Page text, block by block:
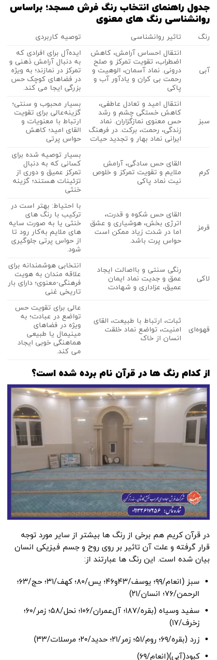
جدول راهنمای انتخاب رنگ فرش مسجد؛ براساس
روانشناسی رنگ ‌های معنوی
رنگ تاثیر روانشناسی توصیه کاربردی
آبی
انتقال احساس آرامش، کاهش
اضطراب، تقویت تمرکز و صلح
درونی. نماد آسمان، الوهیت و
رحمت بی ‌کران و یادآور آب و
پاکی
ایده‌آل برای افرادی که
به دنبال آرامش ذهنی و
تمرکز در نمازند؛ به ‌ویژه
در فضاهای کوچک حس
بزرگی ایجا می کند.
سبز
انتقال امید و تعادل عاطفی،
کاهش خستگی چشم و رشد
حس معنوی نمازگزاران. نماد
زندگی، رحمت، برکت. در فرهنگ
ایرانی نماد بهار و تجدید حیات
بسیار محبوب و سنتی؛
گزینه‌عالی برای تقویت
ارتباط با معنویات و
القای امید؛ کاهش
حواس پرتی
کرم
القای حس سادگی، آرامش
ملایم و تقویت تمرکز و خلوص
نیت نماد پاکی
بسیار توصیه‌ شده برای
کسانی که به دنبال
تمرکز عمیق و دوری از
تزئینات هستند؛ گزینه‌
خنثی
قرمز
القای حس شکوه و قدرت،
اترژی بخش، هوشیاری و عشق
اما در شدت زیاد ممکن است
حواس ‌پرت باشد.
با احتیاط: بهتر است در
ترکیب با رنگ‌ های
خنثی یا به ‌صورت سایه‌
های ملایم به‌کار رود تا
از حواس ‌پرتی جلوگیری
شود.
لاکی
رنگی سنتی و بااصالت ایجاد
عمق و جدیت نماد ایمان
عمیق، عزاداری و شهادت
انتخابی هوشمندانه برای
علاقه‌ مندان به هویت
فرهنگی-معنوی؛ دارای بار
تاریخی غنی
قهوه‌ای
ثبات، ارتباط با طبیعت، القای
امنیت، تواضع نماد خلقت
انسان از خاک
عالی برای تقویت حس
تواضع در عبادت؛ به‌
ویژه در فضاهای
مینیمال یا طبیعی
هماهنگی خوبی ایجاد
می ‌کند.
از کدام رنگ ها در قرآن نام برده شده است؟
در قرآن کریم هم برخی از رنگ ها بیشتر از سایر مورد توجه
قرار گرفته و علت آن تاثیر بر روی روح و جسم فیزیکی انسان
بیان شده است. این رنگ ها عبارتند از:
سبز (انعام‌/۹۹؛ یوسف/۴۳و۴۶؛ یس‌/۸۰؛ کهف‌/۳۱؛ حج‌/۶۳؛
الرحمن‌/۷۶؛ انسان‌/۲۱)‌
سفید وسیاه‌ (بقره‌/۱۸۷؛ آل‌عمران‌/۱۰۶؛ نحل‌/۵۸؛ زمر‌/۶۰؛
زخرف‌/۱۷)
زرد (بقره‌/۶۹؛ روم‌/۵۱؛ زمر‌/۲۱؛ حدید‌/۲۰؛ مرسلات‌/۳۳)‌
کبود(آبی)(انعام‌/۶۹)